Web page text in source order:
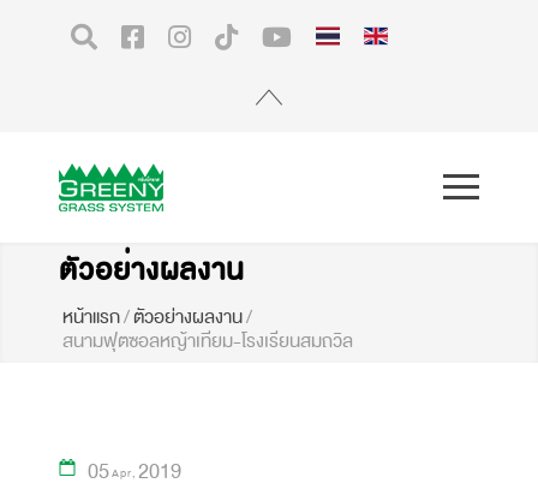
ตัวอย่างผลงาน
หน้าแรก/ตัวอย่างผลงาน/
สนามฟุตซอลหญ้าเทียม-โรงเรียนสมถวิล
05Apr 2019